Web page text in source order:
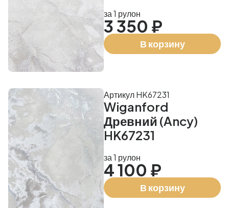
за 1 рулон
3 350 ₽
В корзину
Wiganford
Древний (Ancy)
HK67231
Артикул HK67231
за 1 рулон
4 100 ₽
В корзину